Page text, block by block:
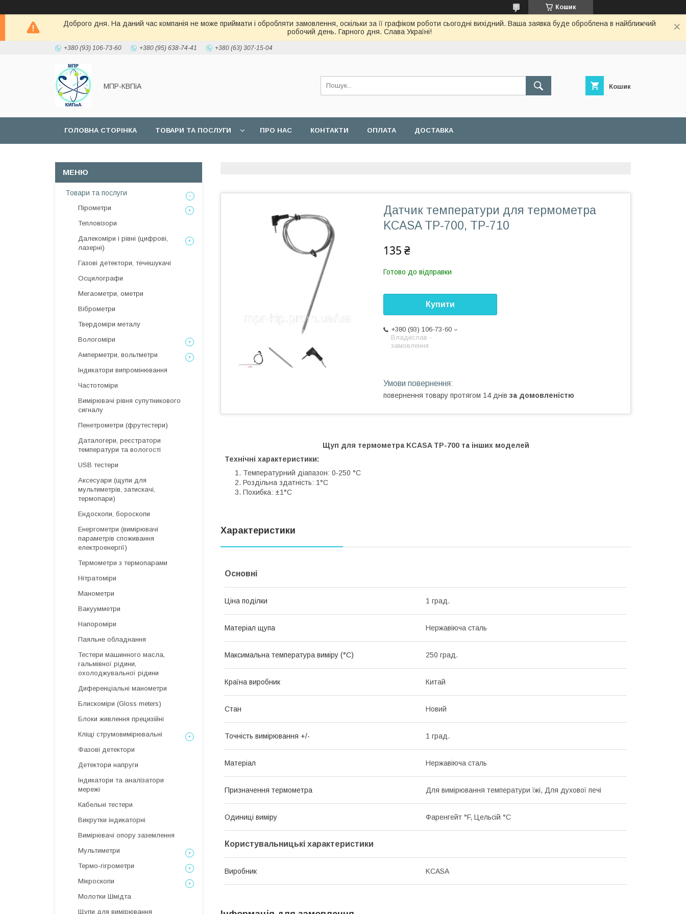
Кошик
Доброго дня. На даний час компанія не може приймати і обробляти замовлення, оскільки за її графіком роботи сьогодні вихідний. Ваша заявка буде оброблена в найближчий
робочий день. Гарного дня. Слава Україні!
+380 (93) 106-73-60 +380 (95) 638-74-41 +380 (63) 307-15-04
МПР-КВПіА Кошик
ГОЛОВНА СТОРІНКА ТОВАРИ ТА ПОСЛУГИ ПРО НАС КОНТАКТИ ОПЛАТА ДОСТАВКА
Датчик температури для термометра
KCASA TP-700, TP-710
135 ₴
Готово до відправки
Купити
+380 (93) 106-73-60
Владислав -
замовлення
повернення товару протягом 14 днів за домовленістю
Щуп для термометра KCASA TP-700 та інших моделей
Технічні характеристики:
Температурний діапазон: 0-250 °C
Роздільна здатність: 1°C
Похибка: ±1°C
Характеристики
Основні
Ціна поділки 1 град.
Матеріал щупа Нержавіюча сталь
Максимальна температура виміру (°C) 250 град.
Країна виробник Китай
Стан Новий
Точність вимірювання +/- 1 град.
Матеріал Нержавіюча сталь
Призначення термометра Для вимірювання температури їжі, Для духової печі
Одиниці виміру Фаренгейт °F, Цельсій °C
Користувальницькі характеристики
Виробник KCASA
Товари та послуги
Пірометри
Тепловізори
Далекоміри і рівні (цифрові,
лазерні)
Газові детектори, течешукачі
Осцилографи
Мегаометри, ометри
Віброметри
Твердоміри металу
Вологоміри
Амперметри, вольтметри
Індикатори випромінювання
Частотоміри
Вимірювачі рівня супутникового
сигналу
Пенетрометри (фрутестери)
Даталогери, реєстратори
температури та вологості
USB тестери
Аксесуари (щупи для
мультиметрів, затискачі,
термопари)
Ендоскопи, бороскопи
Енергометри (вимірювачі
параметрів споживання
електроенергії)
Термометри з термопарами
Нітратоміри
Манометри
Вакуумметри
Напороміри
Паяльне обладнання
Тестери машинного масла,
гальмівної рідини,
охолоджувальної рідини
Диференціальні манометри
Блискоміри (Gloss meters)
Блоки живлення прецизійні
Кліщі струмовимірювальні
Фазові детектори
Детектори напруги
Індикатори та аналізатори
мережі
Кабельні тестери
Викрутки індикаторні
Вимірювачі опору заземлення
Мультиметри
Термо-гігрометри
Мікроскопи
Молотки Шмідта
Щупи для вимірювання